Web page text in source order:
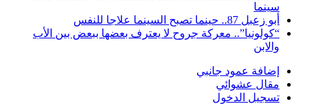
سينما
أبو زعبل 87.. حينما تصبح السينما علاجا للنفس
“كولونيا”.. معركة جروح لا يعترف بعضها ببعض بين الأب
والابن
إضافة عمود جانبي
مقال عشوائي
تسجيل الدخول